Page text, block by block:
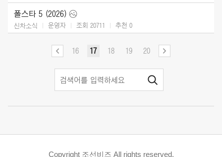
폴스타 5 (2026)
신차소식 운영자 조회 20711 추천 0
16 17 18 19 20
Copyright 조선비즈 All rights reserved.